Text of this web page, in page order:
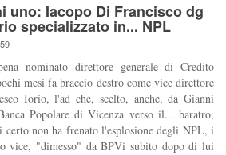
uno: Iacopo Di Francisco dg
specializzato in... NPL
nominato direttore generale di Credito
mesi fa braccio destro come vice direttore
Iorio, l'ad che, scelto, anche, da Gianni
Popolare di Vicenza verso il... baratro,
certo non ha frenato l'esplosione degli NPL, i
vice, "dimesso" da BPVi subito dopo di lui